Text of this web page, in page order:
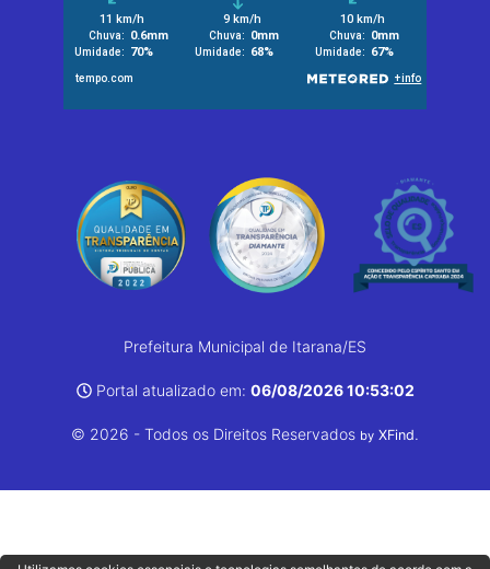
Prefeitura Municipal de Itarana/ES
Portal atualizado em: 06/08/2026 10:53:02
© 2026 - Todos os Direitos Reservados by XFind.